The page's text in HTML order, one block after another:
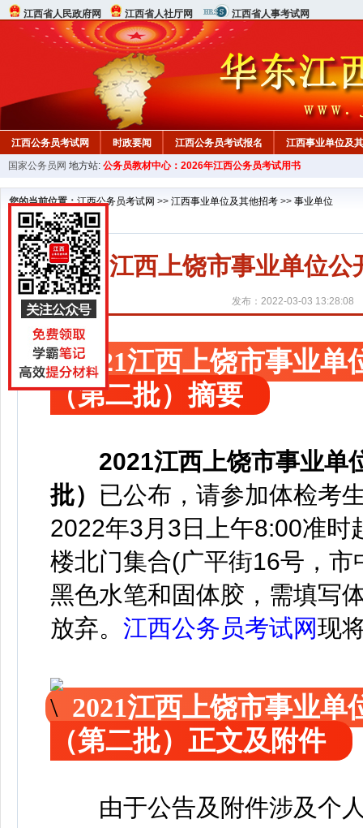
江西省人民政府网 江西省人社厅网 江西省人事考试网
江西公务员考试网 时政要闻 江西公务员考试报名 江西事业单位及
行测真题 在线咨询 教材中心
国家公务员网 地方站: 公务员教材中心：2026年江西公务员考试用书
您的当前位置：江西公务员考试网 >> 江西事业单位及其他招考 >> 事业单位
2021江西上饶市事业单位
发布：2022-03-03 13:28:08
2021江西上饶市事业
（第二批）摘要
2021江西上饶市事业单
批） 已公布， 请参加体检考
2022年3月3日上午8:00准时
楼北门集合(广平街16号，
黑色水笔和固体胶，需填写
放弃。 江西公务员考试网现
2021江西上饶市事业
（第二批）正文及附件
由于公告及附件涉及个人